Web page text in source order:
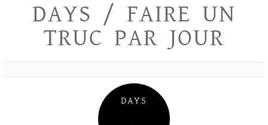
DAYS / FAIRE UN
TRUC PAR JOUR
DAYS